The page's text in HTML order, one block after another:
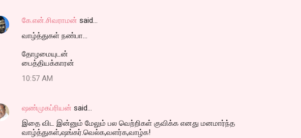
கே.என்.சிவராமன் said…
வாழ்த்துகள் நண்பா...
தோழமையுடன்
பைத்தியக்காரன்
10:57 AM
ஷண்முகப்ரியன் said…
இதை விட இன்னும் மேலும் பல வெற்றிகள் குவிக்க எனது மனமார்ந்த
வாழ்த்துகள்,ஷங்கர்.வெல்க,வளர்க,வாழ்க!